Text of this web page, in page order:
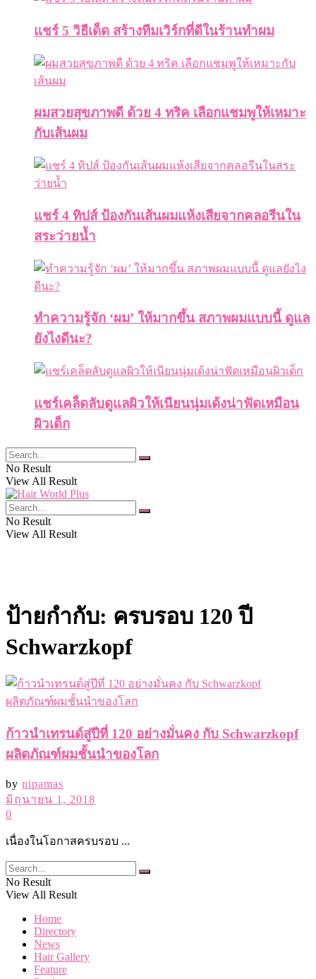
แชร์ 5 วิธีเด็ด สร้างทีมเวิร์กที่ดีในร้านทำผม
ผมสวยสุขภาพดี ด้วย 4 ทริค เลือกแชมพูให้เหมาะ
กับเส้นผม
แชร์ 4 ทิปส์ ป้องกันเส้นผมแห้งเสียจากคลอรีนใน
สระว่ายน้ำ
ทำความรู้จัก ‘ผม’ ให้มากขึ้น สภาพผมแบบนี้ ดูแล
ยังไงดีนะ?
แชร์เคล็ดลับดูแลผิวให้เนียนนุ่มเด้งน่าฟัดเหมือน
ผิวเด็ก
No Result
View All Result
No Result
View All Result
ป้ายกำกับ: ครบรอบ 120 ปี
Schwarzkopf
ก้าวนำเทรนด์สู่ปีที่ 120 อย่างมั่นคง กับ Schwarzkopf
ผลิตภัณฑ์ผมชั้นนำของโลก
by nipamas
มิถุนายน 1, 2018
0
เนื่องในโอกาสครบรอบ ...
No Result
View All Result
Home
Directory
News
Hair Gallery
Feature